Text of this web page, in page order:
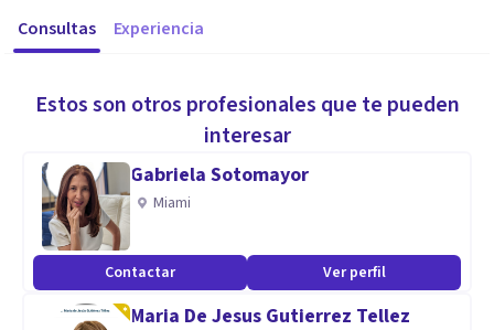
Consultas Experiencia
Estos son otros profesionales que te pueden
interesar
Gabriela Sotomayor
Miami
Contactar Ver perfil
Maria De Jesus Gutierrez Tellez